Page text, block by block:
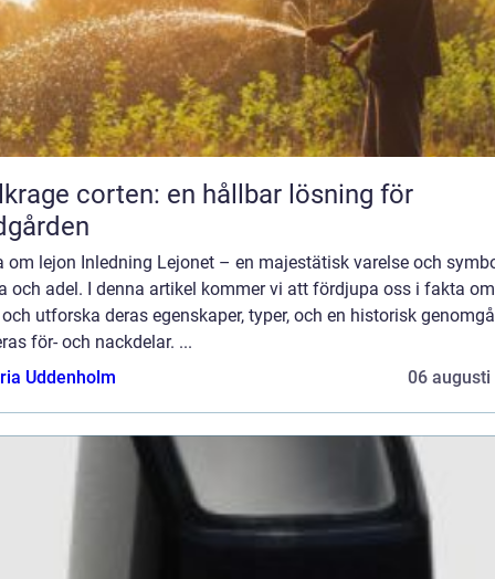
corten: en hållbar lösning för
om lejon Inledning Lejonet – en majestätisk varelse och
och adel. I denna artikel kommer vi att fördjupa oss i fakta om
utforska deras egenskaper, typer, och en historisk
för- och nackdelar. ...
Uddenholm
06 augusti